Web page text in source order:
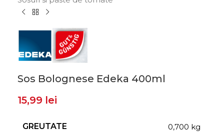
Sos Bolognese Edeka 400ml
15,99 lei
GREUTATE 0,700 kg